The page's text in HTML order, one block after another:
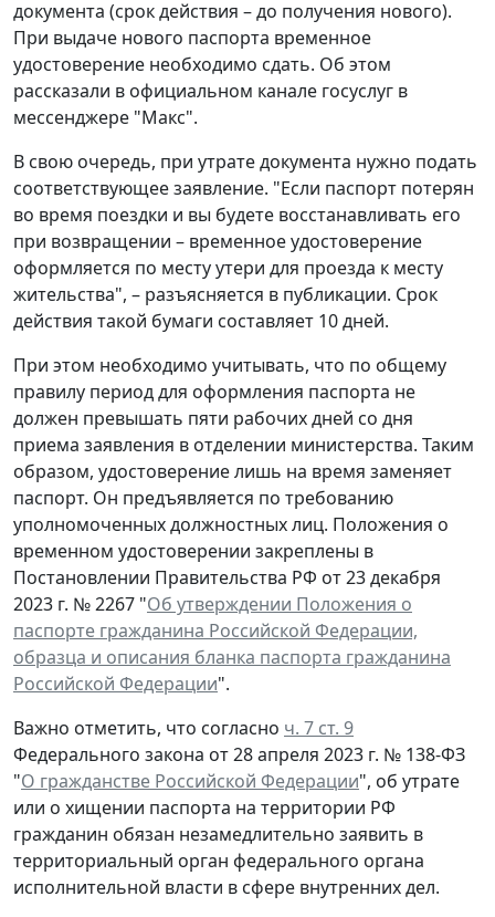
документа (срок действия – до получения нового).
При выдаче нового паспорта временное
удостоверение необходимо сдать. Об этом
рассказали в официальном канале госуслуг в
мессенджере "Макс".
В свою очередь, при утрате документа нужно подать
соответствующее заявление. "Если паспорт потерян
во время поездки и вы будете восстанавливать его
при возвращении – временное удостоверение
оформляется по месту утери для проезда к месту
жительства", – разъясняется в публикации. Срок
действия такой бумаги составляет 10 дней.
При этом необходимо учитывать, что по общему
правилу период для оформления паспорта не
должен превышать пяти рабочих дней со дня
приема заявления в отделении министерства. Таким
образом, удостоверение лишь на время заменяет
паспорт. Он предъявляется по требованию
уполномоченных должностных лиц. Положения о
временном удостоверении закреплены в
Постановлении Правительства РФ от 23 декабря
2023 г. № 2267 "Об утверждении Положения о
паспорте гражданина Российской Федерации,
образца и описания бланка паспорта гражданина
Российской Федерации".
Важно отметить, что согласно ч. 7 ст. 9
Федерального закона от 28 апреля 2023 г. № 138-ФЗ
"О гражданстве Российской Федерации", об утрате
или о хищении паспорта на территории РФ
гражданин обязан незамедлительно заявить в
территориальный орган федерального органа
исполнительной власти в сфере внутренних дел.